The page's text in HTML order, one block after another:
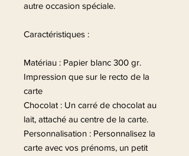
autre occasion spéciale.
Caractéristiques :
Matériau : Papier blanc 300 gr.
Impression que sur le recto de la
carte
Chocolat : Un carré de chocolat au
lait, attaché au centre de la carte.
Personnalisation : Personnalisez la
carte avec vos prénoms, un petit